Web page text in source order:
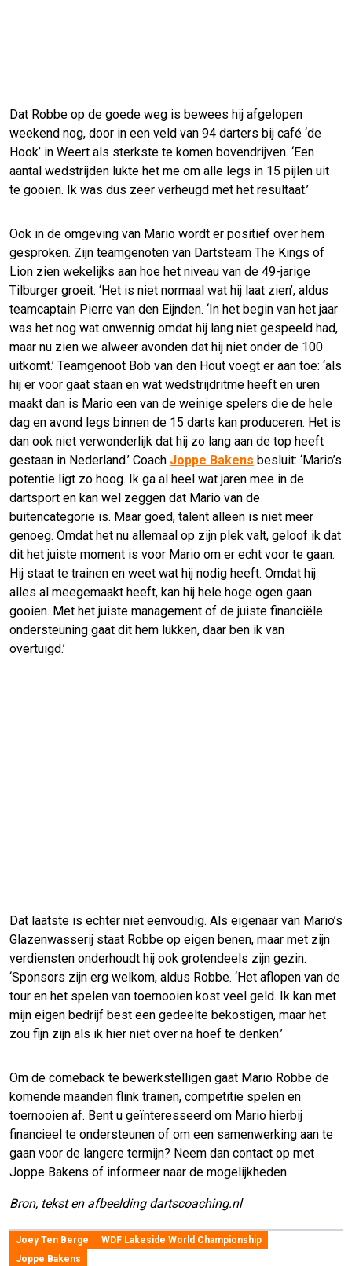
Dat Robbe op de goede weg is bewees hij afgelopen
weekend nog, door in een veld van 94 darters bij café ‘de
Hook’ in Weert als sterkste te komen bovendrijven. ‘Een
aantal wedstrijden lukte het me om alle legs in 15 pijlen uit
te gooien. Ik was dus zeer verheugd met het resultaat.’
Ook in de omgeving van Mario wordt er positief over hem
gesproken. Zijn teamgenoten van Dartsteam The Kings of
Lion zien wekelijks aan hoe het niveau van de 49-jarige
Tilburger groeit. ‘Het is niet normaal wat hij laat zien’, aldus
teamcaptain Pierre van den Eijnden. ‘In het begin van het jaar
was het nog wat onwennig omdat hij lang niet gespeeld had,
maar nu zien we alweer avonden dat hij niet onder de 100
uitkomt.’ Teamgenoot Bob van den Hout voegt er aan toe: ‘als
hij er voor gaat staan en wat wedstrijdritme heeft en uren
maakt dan is Mario een van de weinige spelers die de hele
dag en avond legs binnen de 15 darts kan produceren. Het is
dan ook niet verwonderlijk dat hij zo lang aan de top heeft
gestaan in Nederland.’ Coach Joppe Bakens besluit: ‘Mario’s
potentie ligt zo hoog. Ik ga al heel wat jaren mee in de
dartsport en kan wel zeggen dat Mario van de
buitencategorie is. Maar goed, talent alleen is niet meer
genoeg. Omdat het nu allemaal op zijn plek valt, geloof ik dat
dit het juiste moment is voor Mario om er echt voor te gaan.
Hij staat te trainen en weet wat hij nodig heeft. Omdat hij
alles al meegemaakt heeft, kan hij hele hoge ogen gaan
gooien. Met het juiste management of de juiste financiële
ondersteuning gaat dit hem lukken, daar ben ik van
overtuigd.’
Dat laatste is echter niet eenvoudig. Als eigenaar van Mario’s
Glazenwasserij staat Robbe op eigen benen, maar met zijn
verdiensten onderhoudt hij ook grotendeels zijn gezin.
‘Sponsors zijn erg welkom, aldus Robbe. ‘Het aflopen van de
tour en het spelen van toernooien kost veel geld. Ik kan met
mijn eigen bedrijf best een gedeelte bekostigen, maar het
zou fijn zijn als ik hier niet over na hoef te denken.’
Om de comeback te bewerkstelligen gaat Mario Robbe de
komende maanden flink trainen, competitie spelen en
toernooien af. Bent u geïnteresseerd om Mario hierbij
financieel te ondersteunen of om een samenwerking aan te
gaan voor de langere termijn? Neem dan contact op met
Joppe Bakens of informeer naar de mogelijkheden.
Bron, tekst en afbeelding dartscoaching.nl
Joey Ten Berge
WDF Lakeside World Championship
Joppe Bakens